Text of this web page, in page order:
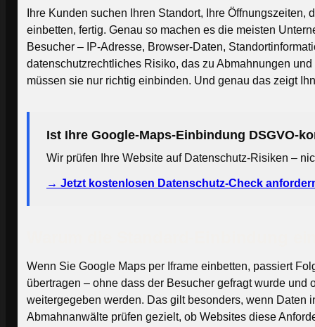
Ihre Kunden suchen Ihren Standort, Ihre
einbetten, fertig. Genau so machen es die meisten
Besucher – IP-Adresse, Browser-Daten,
datenschutzrechtliches Risiko, das zu Abmahnungen
müssen sie nur richtig einbinden. Und genau das zeigt
Ist Ihre Google-Maps-Einbindung DSGVO-
Wir prüfen Ihre Website auf Datenschutz-Risiken –
→ Jetzt kostenlosen Datenschutz-Check
Wenn Sie Google Maps per Iframe einbetten, passiert
übertragen – ohne dass der Besucher gefragt wurde
weitergegeben werden. Das gilt besonders, wenn Daten
Abmahnanwälte prüfen gezielt, ob Websites diese